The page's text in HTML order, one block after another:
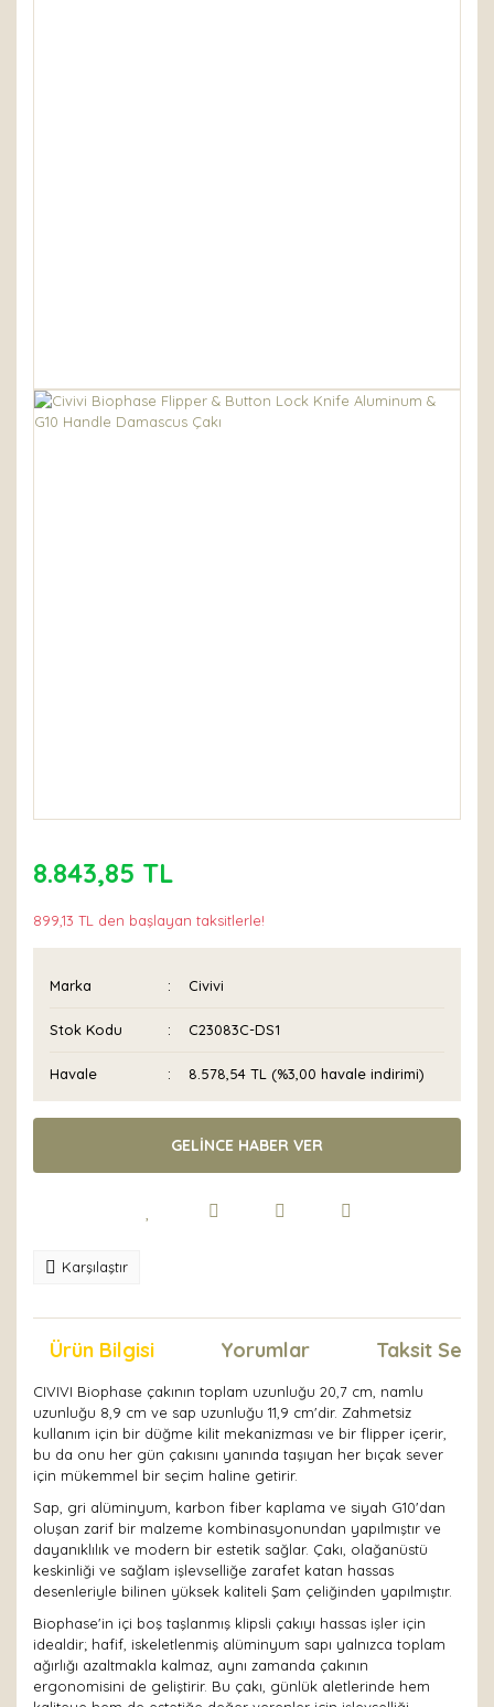
8.843,85 TL
899,13 TL den başlayan taksitlerle!
Marka Civivi
Stok Kodu C23083C-DS1
Havale 8.578,54 TL (%3,00 havale indirimi)
GELİNCE HABER VER
Karşılaştır
Ürün Bilgisi Yorumlar Taksit
CIVIVI Biophase çakının toplam uzunluğu 20,7 cm, namlu
uzunluğu 8,9 cm ve sap uzunluğu 11,9 cm'dir. Zahmetsiz
kullanım için bir düğme kilit mekanizması ve bir flipper içerir,
bu da onu her gün çakısını yanında taşıyan her bıçak sever
için mükemmel bir seçim haline getirir.
Sap, gri alüminyum, karbon fiber kaplama ve siyah G10'dan
oluşan zarif bir malzeme kombinasyonundan yapılmıştır ve
dayanıklılık ve modern bir estetik sağlar. Çakı, olağanüstü
keskinliği ve sağlam işlevselliğe zarafet katan hassas
desenleriyle bilinen yüksek kaliteli Şam çeliğinden yapılmıştır.
Biophase'in içi boş taşlanmış klipsli çakıyı hassas işler için
idealdir; hafif, iskeletlenmiş alüminyum sapı yalnızca toplam
ağırlığı azaltmakla kalmaz, aynı zamanda çakının
ergonomisini de geliştirir. Bu çakı, günlük aletlerinde hem